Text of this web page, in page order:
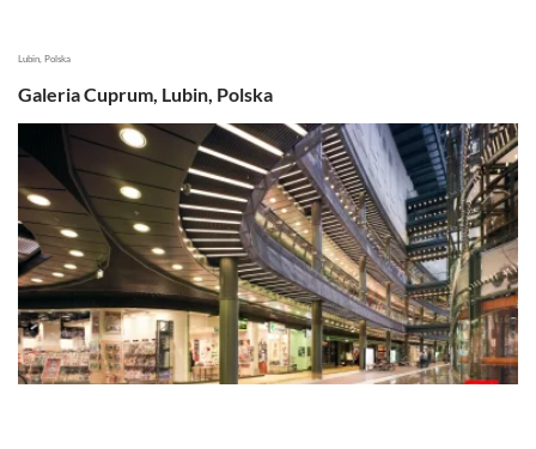
Lubin, Polska
Galeria Cuprum, Lubin, Polska